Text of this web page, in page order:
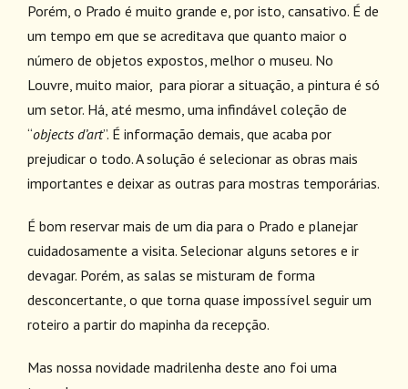
Porém, o Prado é muito grande e, por isto, cansativo. É de
um tempo em que se acreditava que quanto maior o
número de objetos expostos, melhor o museu. No
Louvre, muito maior, para piorar a situação, a pintura é só
um setor. Há, até mesmo, uma infindável coleção de
“objects d’art”. É informação demais, que acaba por
prejudicar o todo. A solução é selecionar as obras mais
importantes e deixar as outras para mostras temporárias.
É bom reservar mais de um dia para o Prado e planejar
cuidadosamente a visita. Selecionar alguns setores e ir
devagar. Porém, as salas se misturam de forma
desconcertante, o que torna quase impossível seguir um
roteiro a partir do mapinha da recepção.
Mas nossa novidade madrilenha deste ano foi uma